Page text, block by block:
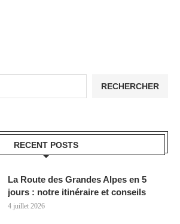
RECHERCHER
RECENT POSTS
La Route des Grandes Alpes en 5
jours : notre itinéraire et conseils
4 juillet 2026